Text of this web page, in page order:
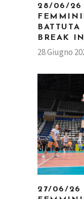
28/06/26
BREAK
28 Giugno
27/06/26